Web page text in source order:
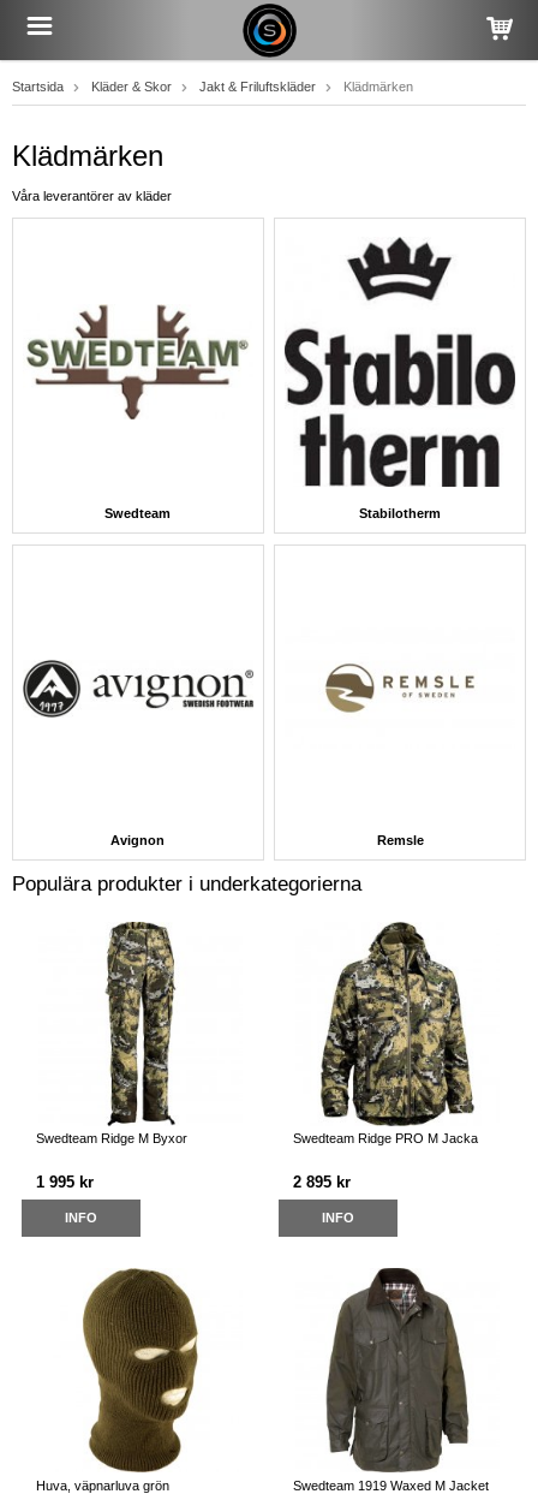
Startsida Kläder & Skor Jakt & Friluftskläder Klädmärken
Klädmärken
Våra leverantörer av kläder
Swedteam Stabilotherm
Avignon Remsle
Populära produkter i underkategorierna
Swedteam Ridge M Byxor
1 995 kr
INFO
Swedteam Ridge PRO M Jacka
2 895 kr
INFO
Huva, väpnarluva grön Swedteam 1919 Waxed M Jacket